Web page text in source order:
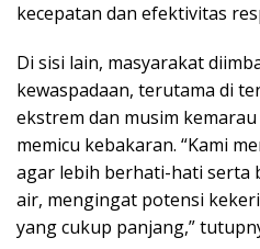
kecepatan dan efektivitas
Di sisi lain, masyarakat
kewaspadaan, terutama di
ekstrem dan musim
memicu kebakaran. “Kami
agar lebih berhati-hati serta
air, mengingat potensi
yang cukup panjang,”